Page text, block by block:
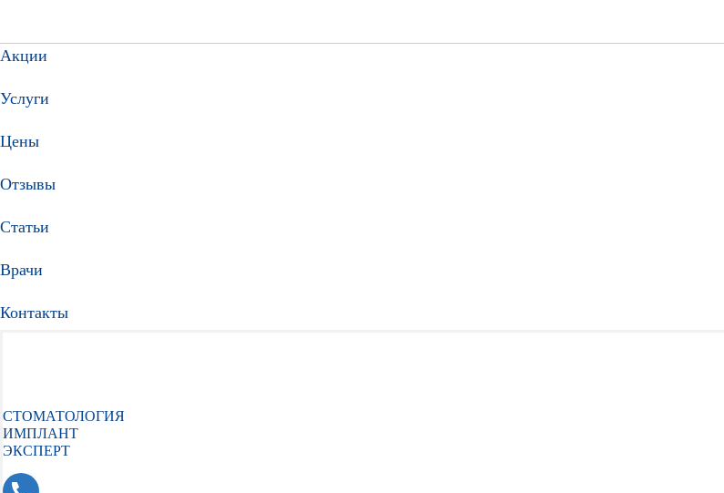
Акции
Услуги
Цены
Отзывы
Статьи
Врачи
Контакты
СТОМАТОЛОГИЯ
ИМПЛАНТ
ЭКСПЕРТ